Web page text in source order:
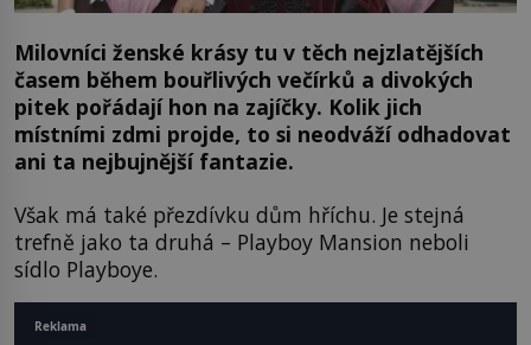
Milovníci ženské krásy tu v těch nejzlatějších
časem během bouřlivých večírků a divokých
pitek pořádají hon na zajíčky. Kolik jich
místními zdmi projde, to si neodváží odhadovat
ani ta nejbujnější fantazie.
Však má také přezdívku dům hříchu. Je stejná
trefně jako ta druhá – Playboy Mansion neboli
sídlo Playboye.
Reklama